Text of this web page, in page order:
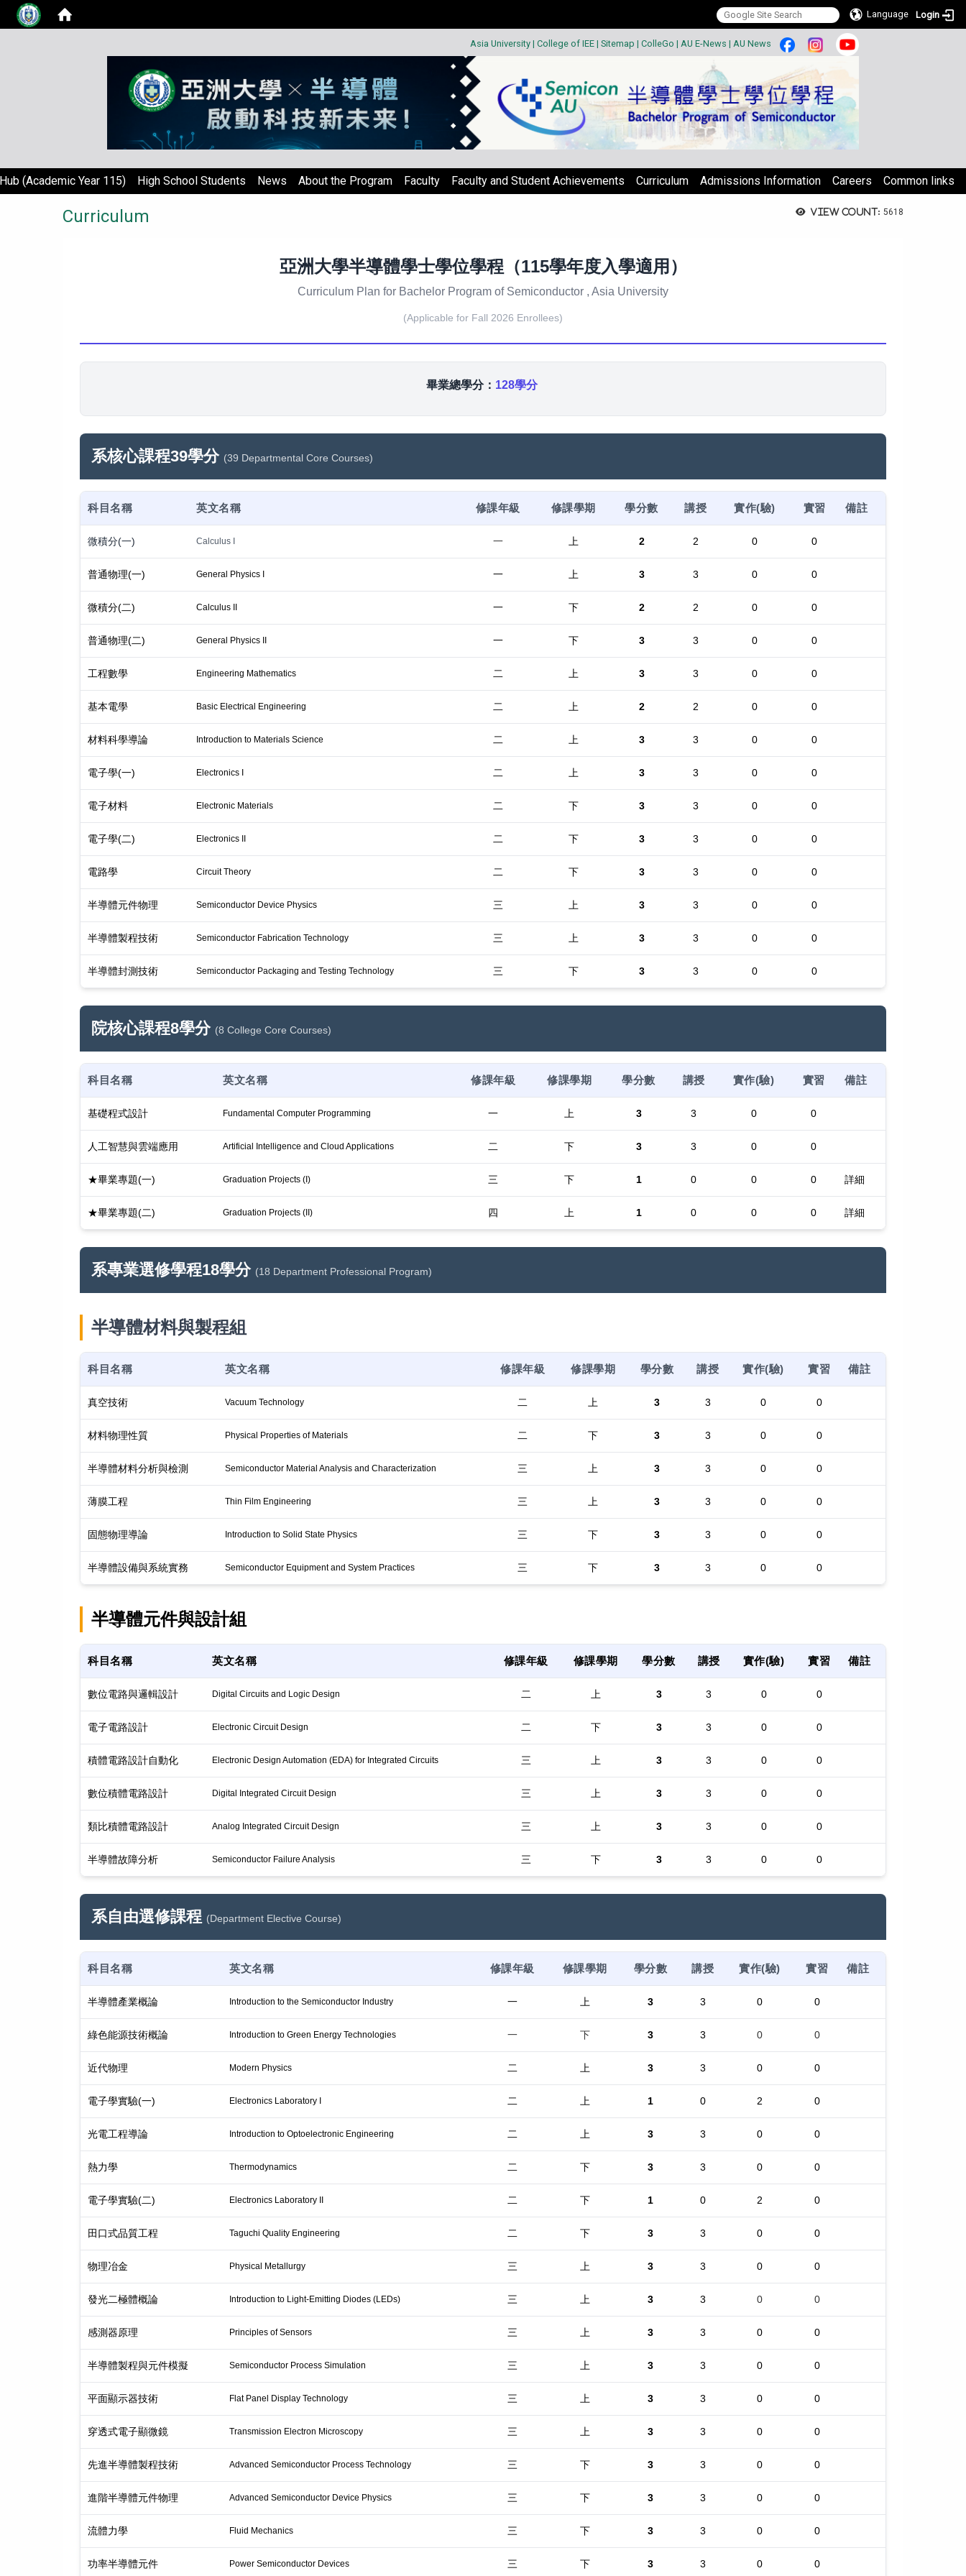
Language
Login
Asia University |College of IEE |Sitemap |ColleGo |AU E-News |AU News
(Academic Year 115) High School Students News About the Program Faculty Faculty and Student Achievements Curriculum Admissions Information Careers Common links
View count: 5618
Curriculum
亞洲大學半導體學士學位學程（115學年度入學適用）
Curriculum Plan for Bachelor Program of Semiconductor , Asia University
(Applicable for Fall 2026 Enrollees)
畢業總學分： 128學分
系核心課程39學分 (39 Departmental Core Courses)
科目名稱 英文名稱 修課年級 修課學期 學分數 講授 實作(驗) 實習 備註
微積分(一) Calculus I 一 上 2 2 0 0
普通物理(一) General Physics I 一 上 3 3 0 0
微積分(二) Calculus II 一 下 2 2 0 0
普通物理(二) General Physics II 一 下 3 3 0 0
工程數學 Engineering Mathematics 二 上 3 3 0 0
基本電學 Basic Electrical Engineering 二 上 2 2 0 0
材料科學導論 Introduction to Materials Science 二 上 3 3 0 0
電子學(一) Electronics I 二 上 3 3 0 0
電子材料 Electronic Materials 二 下 3 3 0 0
電子學(二) Electronics II 二 下 3 3 0 0
電路學 Circuit Theory 二 下 3 3 0 0
半導體元件物理 Semiconductor Device Physics 三 上 3 3 0 0
半導體製程技術 Semiconductor Fabrication Technology 三 上 3 3 0 0
半導體封測技術 Semiconductor Packaging and Testing Technology 三 下 3 3 0 0
院核心課程8學分 (8 College Core Courses)
科目名稱 英文名稱 修課年級 修課學期 學分數 講授 實作(驗) 實習 備註
基礎程式設計 Fundamental Computer Programming 一 上 3 3 0 0
人工智慧與雲端應用 Artificial Intelligence and Cloud Applications 二 下 3 3 0 0
★畢業專題(一) Graduation Projects (I) 三 下 1 0 0 0 詳細
★畢業專題(二) Graduation Projects (II) 四 上 1 0 0 0 詳細
系專業選修學程18學分 (18 Department Professional Program)
半導體材料與製程組
科目名稱 英文名稱 修課年級 修課學期 學分數 講授 實作(驗) 實習 備註
真空技術 Vacuum Technology 二 上 3 3 0 0
材料物理性質 Physical Properties of Materials 二 下 3 3 0 0
半導體材料分析與檢測 Semiconductor Material Analysis and Characterization 三 上 3 3 0 0
薄膜工程 Thin Film Engineering 三 上 3 3 0 0
固態物理導論 Introduction to Solid State Physics 三 下 3 3 0 0
半導體設備與系統實務 Semiconductor Equipment and System Practices 三 下 3 3 0 0
半導體元件與設計組
科目名稱 英文名稱 修課年級 修課學期 學分數 講授 實作(驗) 實習 備註
數位電路與邏輯設計 Digital Circuits and Logic Design 二 上 3 3 0 0
電子電路設計 Electronic Circuit Design 二 下 3 3 0 0
積體電路設計自動化 Electronic Design Automation (EDA) for Integrated Circuits 三 上 3 3 0 0
數位積體電路設計 Digital Integrated Circuit Design 三 上 3 3 0 0
類比積體電路設計 Analog Integrated Circuit Design 三 上 3 3 0 0
半導體故障分析 Semiconductor Failure Analysis 三 下 3 3 0 0
系自由選修課程 (Department Elective Course)
科目名稱 英文名稱 修課年級 修課學期 學分數 講授 實作(驗) 實習 備註
半導體產業概論 Introduction to the Semiconductor Industry 一 上 3 3 0 0
綠色能源技術概論 Introduction to Green Energy Technologies 一 下 3 3 0 0
近代物理 Modern Physics 二 上 3 3 0 0
電子學實驗(一) Electronics Laboratory I 二 上 1 0 2 0
光電工程導論 Introduction to Optoelectronic Engineering 二 上 3 3 0 0
熱力學 Thermodynamics 二 下 3 3 0 0
電子學實驗(二) Electronics Laboratory II 二 下 1 0 2 0
田口式品質工程 Taguchi Quality Engineering 二 下 3 3 0 0
物理冶金 Physical Metallurgy 三 上 3 3 0 0
發光二極體概論 Introduction to Light-Emitting Diodes (LEDs) 三 上 3 3 0 0
感測器原理 Principles of Sensors 三 上 3 3 0 0
半導體製程與元件模擬 Semiconductor Process Simulation 三 上 3 3 0 0
平面顯示器技術 Flat Panel Display Technology 三 上 3 3 0 0
穿透式電子顯微鏡 Transmission Electron Microscopy 三 上 3 3 0 0
先進半導體製程技術 Advanced Semiconductor Process Technology 三 下 3 3 0 0
進階半導體元件物理 Advanced Semiconductor Device Physics 三 下 3 3 0 0
流體力學 Fluid Mechanics 三 下 3 3 0 0
功率半導體元件 Power Semiconductor Devices 三 下 3 3 0 0